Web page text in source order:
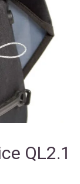
QL2.1